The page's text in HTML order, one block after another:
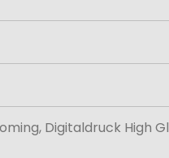
Digitaldruck High